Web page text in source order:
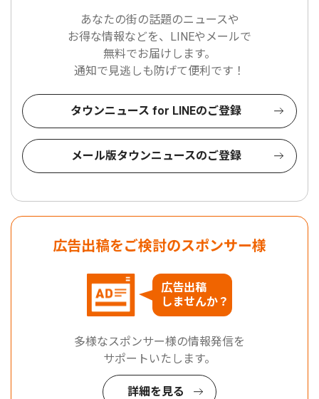
あなたの街の話題のニュースや
お得な情報などを、LINEやメールで
無料でお届けします。
通知で見逃しも防げて便利です！
タウンニュース for LINEのご登録
メール版タウンニュースのご登録
広告出稿をご検討のスポンサー様
広告出稿
しませんか？
多様なスポンサー様の情報発信を
サポートいたします。
詳細を見る